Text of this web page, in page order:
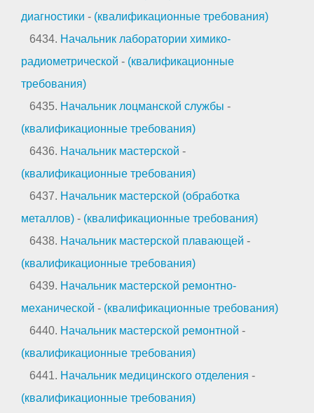
диагностики - (квалификационные требования)
6434. Начальник лаборатории химико-
радиометрической - (квалификационные
требования)
6435. Начальник лоцманской службы -
(квалификационные требования)
6436. Начальник мастерской -
(квалификационные требования)
6437. Начальник мастерской (обработка
металлов) - (квалификационные требования)
6438. Начальник мастерской плавающей -
(квалификационные требования)
6439. Начальник мастерской ремонтно-
механической - (квалификационные требования)
6440. Начальник мастерской ремонтной -
(квалификационные требования)
6441. Начальник медицинского отделения -
(квалификационные требования)